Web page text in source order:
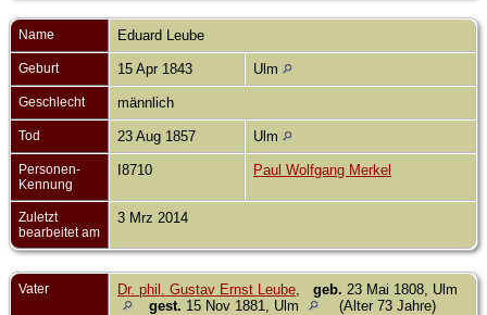
Name Eduard Leube
Geburt 15 Apr 1843 Ulm
Geschlecht männlich
Tod 23 Aug 1857 Ulm
Personen-
Kennung
I8710 Paul Wolfgang Merkel
Zuletzt
bearbeitet am
3 Mrz 2014
Vater Dr. phil. Gustav Ernst Leube geb. 23 Mai 1808, Ulm
gest. 15 Nov 1881, Ulm (Alter 73 Jahre)